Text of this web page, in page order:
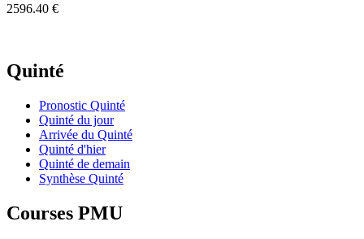
2596.40 €
Quinté
Pronostic Quinté
Quinté du jour
Arrivée du Quinté
Quinté d'hier
Quinté de demain
Synthèse Quinté
Courses PMU